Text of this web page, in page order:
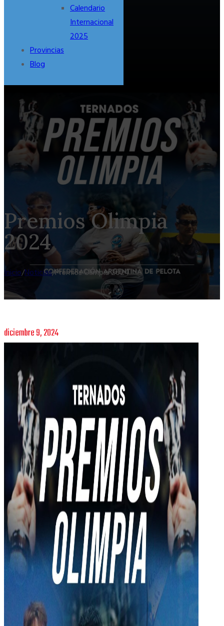
Calendario
Internacional
2025
Provincias
Blog
Premios Olimpia
2024
Inicio/Noticias/Premios Olimpia 2024
diciembre 9, 2024